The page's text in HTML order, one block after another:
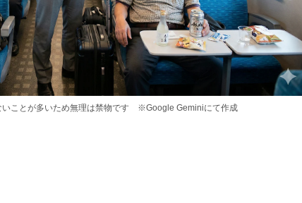
いことが多いため無理は禁物です ※Google Geminiにて作成